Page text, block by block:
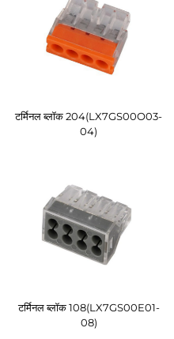
टर्मिनल ब्लॉक 204(LX7GS00O03-
04)
टर्मिनल ब्लॉक 108(LX7GS00E01-
08)